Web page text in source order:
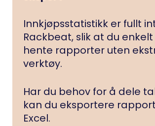
Innkjøpsstatistikk er fullt
Rackbeat, slik at du
hente rapporter uten
verktøy.
Har du behov for å dele
kan du eksportere
Excel.